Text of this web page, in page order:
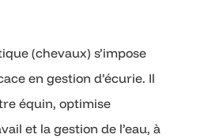
(chevaux) s’impose
en gestion d’écurie. Il
équin, optimise
et la gestion de l’eau, à